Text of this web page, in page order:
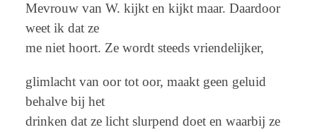
Mevrouw van W. kijkt en kijkt maar. Daardoor
weet ik dat ze
me niet hoort. Ze wordt steeds vriendelijker,
glimlacht van oor tot oor, maakt geen geluid
behalve bij het
drinken dat ze licht slurpend doet en waarbij ze